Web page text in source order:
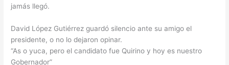
jamás llegó.
David López Gutiérrez guardó silencio ante su amigo el
presidente, o no lo dejaron opinar.
“As o yuca, pero el candidato fue Quirino y hoy es nuestro
Gobernador”